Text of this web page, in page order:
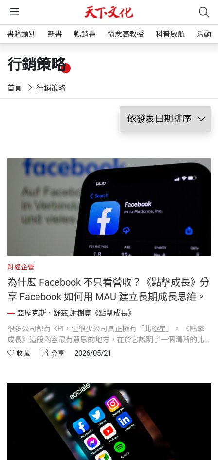
書籍類別 新書 暢銷書 懷念高教授 科普啟航 活動
行銷策略
首頁 行銷策略
財經企管
為什麼 Facebook 不只看營收？《點擊成長》分
享 Facebook 如何用 MAU 建立長期成長思維。
亞歷克斯．舒茲,謝樹寬《點擊成長》
很多公司都有 KPI，但很少公司真正擁有「北極星」。 《點擊
成長》這段內容最有意思的地方，在於它說明了一個清晰的北
極星指標，如何影響一家公司的產品、文化、商業模式，甚至
烈的長期思維：任何賺錢方式，都不能傷害用戶持續使用產
快速解決。
收藏 分享 2026/05/21